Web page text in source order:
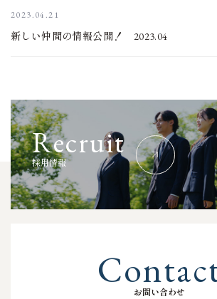
2023.04.21
新しい仲間の情報公開！ 2023.04
採用情報
Recruit
お問い合わせ
Contac